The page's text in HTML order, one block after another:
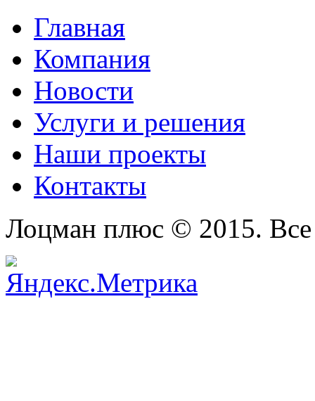
Главная
Компания
Новости
Услуги и решения
Наши проекты
Контакты
Лоцман плюс © 2015.